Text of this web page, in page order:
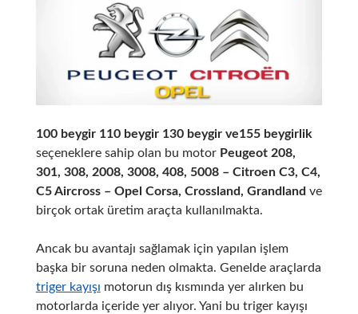
100 beygir 110 beygir 130 beygir ve155 beygirlik
seçeneklere sahip olan bu motor Peugeot 208,
301, 308, 2008, 3008, 408, 5008 – Citroen C3, C4,
C5 Aircross – Opel Corsa, Crossland, Grandland ve
birçok ortak üretim araçta kullanılmakta.
Ancak bu avantajı sağlamak için yapılan işlem
başka bir soruna neden olmakta. Genelde araçlarda
triger kayışı motorun dış kısmında yer alırken bu
motorlarda içeride yer alıyor. Yani bu triger kayışı